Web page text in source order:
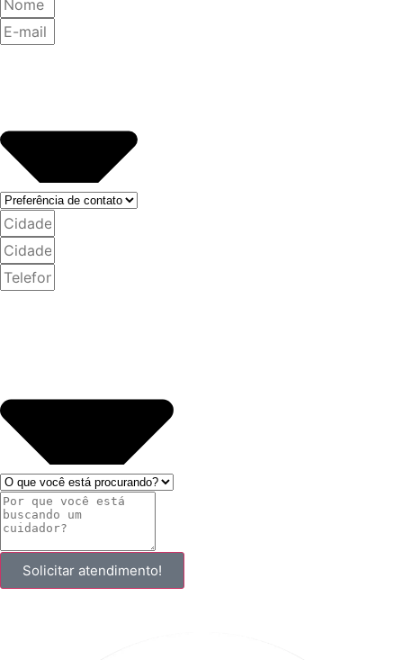
Solicitar atendimento!